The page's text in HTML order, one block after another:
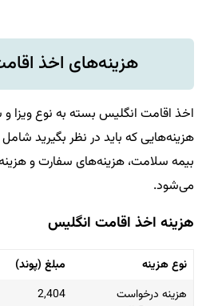
هزینه‌های اخذ
اخذ اقامت انگلیس بسته به نوع
هزینه‌هایی که باید در نظر بگیرید
بیمه سلامت، هزینه‌های سفارت و
می‌شود.
هزینه اخذ اقامت انگلیس
نوع هزینه مبلغ (پوند)
هزینه درخواست
2,404